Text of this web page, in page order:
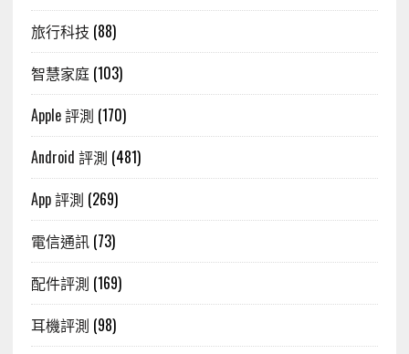
旅行科技 (88)
智慧家庭(103)
Apple 評測 (170)
Android 評測 (481)
App 評測 (269)
電信通訊(73)
配件評測 (169)
耳機評測 (98)